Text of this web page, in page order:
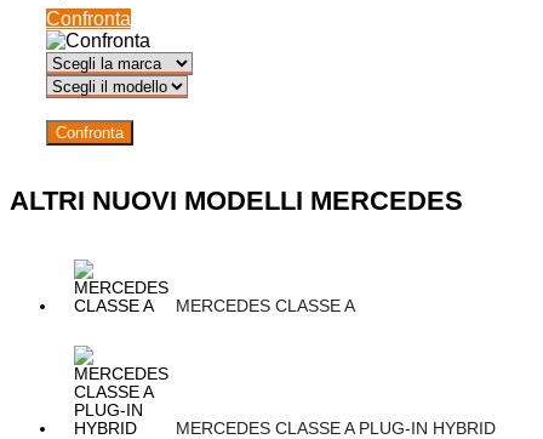
Confronta
Confronta
ALTRI NUOVI MODELLI MERCEDES
MERCEDES CLASSE A
MERCEDES CLASSE A PLUG-IN HYBRID